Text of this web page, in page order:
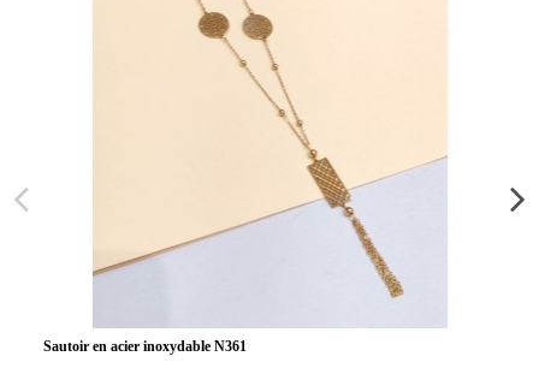
Sautoir en acier inoxydable N361